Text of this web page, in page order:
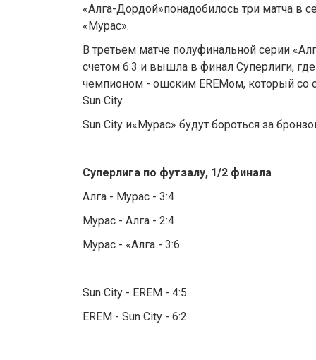
«Алга-Дордой»понадобилось три матча в
«Мурас».
В третьем матче полуфинальной серии
счетом 6:3 и вышла в финал Суперлиги,
чемпионом - ошским EREMом, который со
Sun City.
Sun City и«Мурас» будут бороться за
Суперлига по футзалу, 1/2 финала
Алга - Мурас - 3:4
Мурас - Алга - 2:4
Мурас - «Алга - 3:6
Sun City - EREM - 4:5
EREM - Sun City - 6:2